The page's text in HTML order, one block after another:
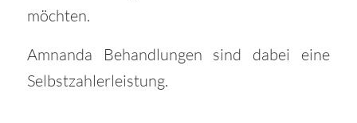
möchten.
Amnanda Behandlungen sind dabei eine
Selbstzahlerleistung.